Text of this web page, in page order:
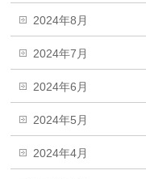
2024年8月
2024年7月
2024年6月
2024年5月
2024年4月